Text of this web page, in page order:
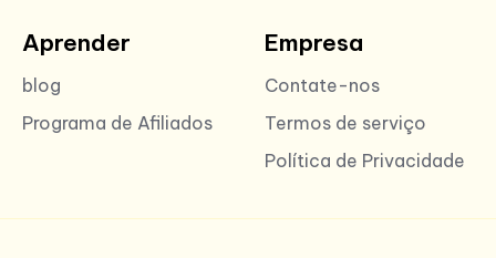
Aprender
blog
Programa de Afiliados
Empresa
Contate-nos
Termos de serviço
Política de Privacidade